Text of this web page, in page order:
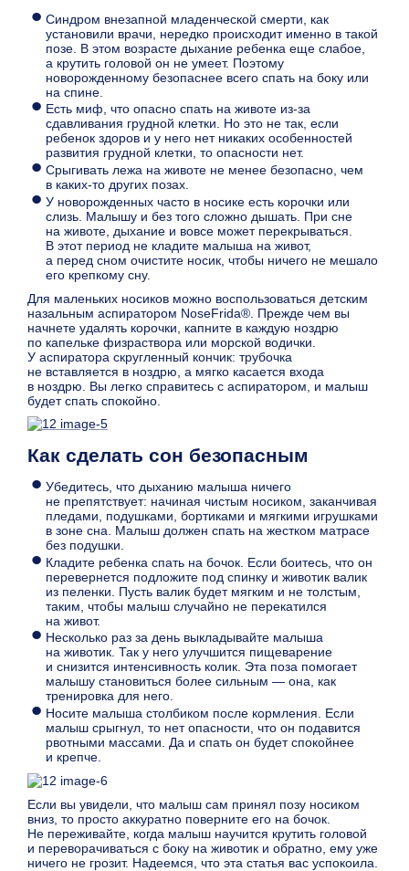
Синдром внезапной младенческой смерти, как
установили врачи, нередко происходит именно в такой
позе. В этом возрасте дыхание ребенка еще слабое,
а крутить головой он не умеет. Поэтому
новорожденному безопаснее всего спать на боку или
на спине.
Есть миф, что опасно спать на животе из-за
сдавливания грудной клетки. Но это не так, если
ребенок здоров и у него нет никаких особенностей
развития грудной клетки, то опасности нет.
Срыгивать лежа на животе не менее безопасно, чем
в каких-то других позах.
У новорожденных часто в носике есть корочки или
слизь. Малышу и без того сложно дышать. При сне
на животе, дыхание и вовсе может перекрываться.
В этот период не кладите малыша на живот,
а перед сном очистите носик, чтобы ничего не мешало
его крепкому сну.
Для маленьких носиков можно воспользоваться детским
назальным аспиратором NoseFrida®. Прежде чем вы
начнете удалять корочки, капните в каждую ноздрю
по капельке физраствора или морской водички.
У аспиратора скругленный кончик: трубочка
не вставляется в ноздрю, а мягко касается входа
в ноздрю. Вы легко справитесь с аспиратором, и малыш
будет спать спокойно.
Как сделать сон безопасным
Убедитесь, что дыханию малыша ничего
не препятствует: начиная чистым носиком, заканчивая
пледами, подушками, бортиками и мягкими игрушками
в зоне сна. Малыш должен спать на жестком матрасе
без подушки.
Кладите ребенка спать на бочок. Если боитесь, что он
перевернется подложите под спинку и животик валик
из пеленки. Пусть валик будет мягким и не толстым,
таким, чтобы малыш случайно не перекатился
на живот.
Несколько раз за день выкладывайте малыша
на животик. Так у него улучшится пищеварение
и снизится интенсивность колик. Эта поза помогает
малышу становиться более сильным — она, как
тренировка для него.
Носите малыша столбиком после кормления. Если
малыш срыгнул, то нет опасности, что он подавится
рвотными массами. Да и спать он будет спокойнее
и крепче.
Если вы увидели, что малыш сам принял позу носиком
вниз, то просто аккуратно поверните его на бочок.
Не переживайте, когда малыш научится крутить головой
и переворачиваться с боку на животик и обратно, ему уже
ничего не грозит. Надеемся, что эта статья вас успокоила.